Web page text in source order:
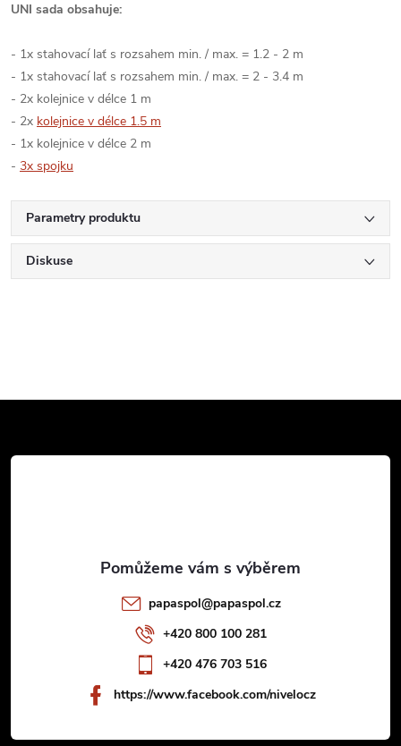
UNI sada obsahuje:
- 1x stahovací lať s rozsahem min. / max. = 1.2 - 2 m
- 1x stahovací lať s rozsahem min. / max. = 2 - 3.4 m
- 2x kolejnice v délce 1 m
- 2x kolejnice v délce 1.5 m
- 1x kolejnice v délce 2 m
- 3x spojku
Parametry produktu
Diskuse
á
papaspol@papaspol.cz
+420 800 100 281
+420 476 703 516
https://www.facebook.com/nivelocz